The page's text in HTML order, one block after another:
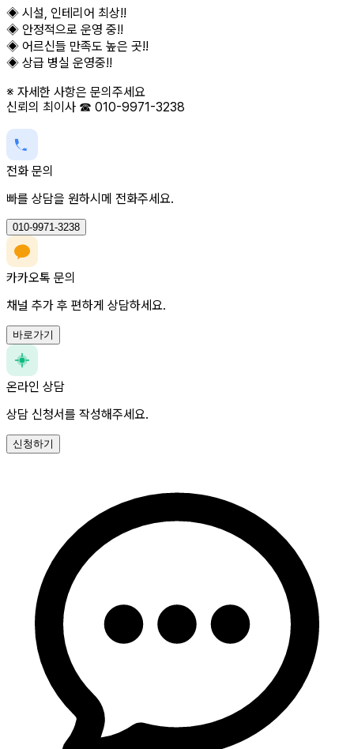
◈ 시설, 인테리어 최상!!
◈ 안정적으로 운영 중!!
◈ 어르신들 만족도 높은 곳!!
◈ 상급 병실 운영중!!
※ 자세한 사항은 문의주세요
신뢰의 최이사 ☎ 010-9971-3238
전화 문의
빠를 상담을 원하시메 전화주세요.
010-9971-3238
카카오톡 문의
채널 추가 후 편하게 상담하세요.
바로가기
온라인 상담
상담 신청서를 작성해주세요.
신청하기